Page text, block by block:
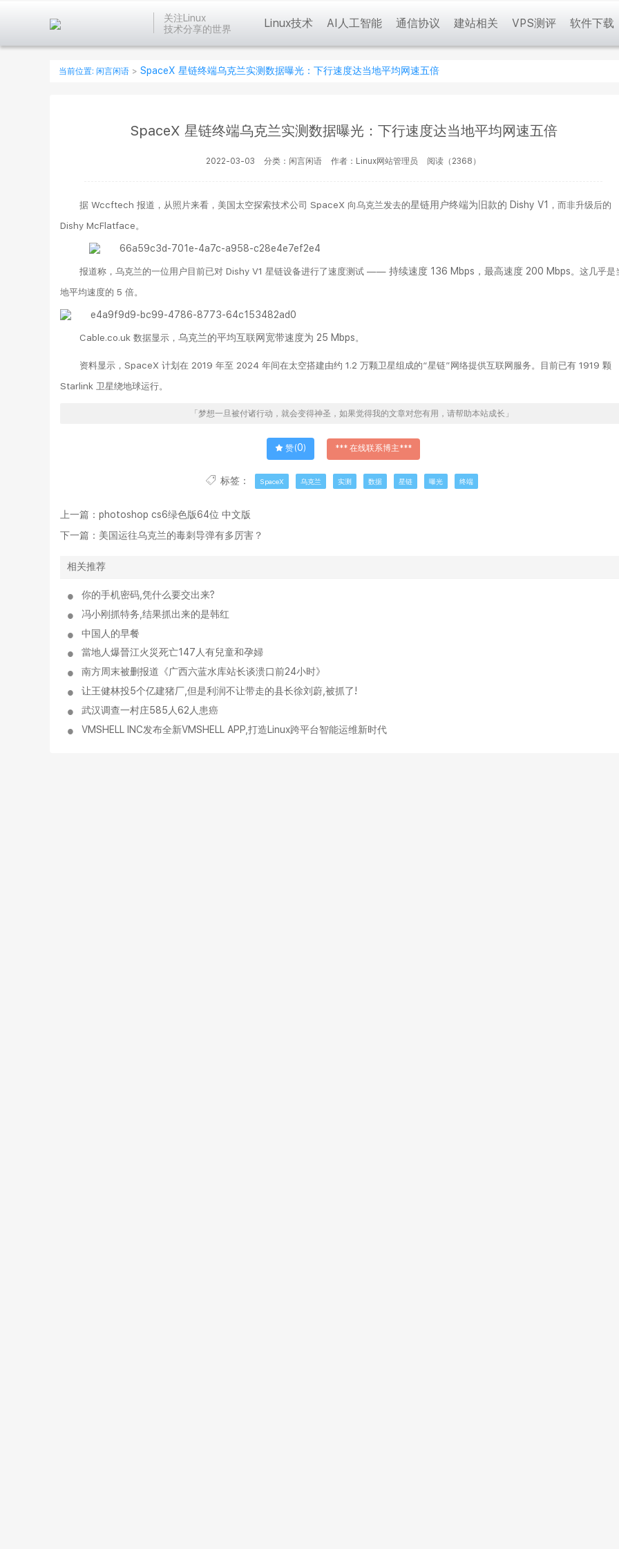
关注Linux
技术分享的世界
Linux技术 AI人工智能 通信协议 建站相关 VPS测评 软件下载
当前位置: 闲言闲语 > SpaceX 星链终端乌克兰实测数据曝光：下行速度达当地平均网速五倍
SpaceX 星链终端乌克兰实测数据曝光：下行速度达当地平均网速五倍
2022-03-03 分类：闲言闲语 作者：Linux网站管理员 阅读（2368）
据 Wccftech 报道，从照片来看，美国太空探索技术公司 SpaceX 向乌克兰发去的星链用户终端为旧款的 Dishy V1 ，而非升级后的
Dishy McFlatface。
报道称，乌克兰的一位用户目前已对 Dishy V1 星链设备进行了速度测试 —— 持续速度 136 Mbps，最高速度 200 Mbps。这几乎是
地平均速度的 5 倍。
Cable.co.uk 数据显示， 乌克兰的平均互联网宽带速度为 25 Mbps。
资料显示，SpaceX 计划在 2019 年至 2024 年间在太空搭建由约 1.2 万颗卫星组成的“星链”网络提供互联网服务。目前已有 1919 颗
Starlink 卫星绕地球运行。
「梦想一旦被付诸行动，就会变得神圣，如果觉得我的文章对您有用，请帮助本站成长」
赞(0) *** 在线联系博主***
标签： SpaceX 乌克兰 实测 数据 星链 曝光 终端
上一篇： photoshop cs6绿色版64位 中文版
下一篇： 美国运往乌克兰的毒刺导弹有多厉害？
相关推荐
你的手机密码,凭什么要交出来?
冯小刚抓特务,结果抓出来的是韩红
中国人的早餐
當地人爆晉江火災死亡147人有兒童和孕婦
南方周末被删报道《广西六蓝水库站长谈溃口前24小时》
让王健林投5个亿建猪厂,但是利润不让带走的县长徐刘蔚,被抓了!
武汉调查一村庄585人62人患癌
VMSHELL INC发布全新VMSHELL APP,打造Linux跨平台智能运维新时代